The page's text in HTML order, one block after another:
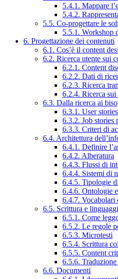
5.4.1. Mappare
5.4.2.
5.5. Co-progettare le
5.5.1. Workshop
6. Progettazione dei contenuti
6.1. Cos’è il content
6.2. Ricerca utente sui
6.2.1. Content
6.2.2. Dati di
6.2.3. Ricerca
6.2.4. Ricerca
6.3. Dalla ricerca ai
6.3.1. User
6.3.2. Job stories
6.3.3. Criteri di
6.4. Architettura
6.4.1. Definire
6.4.2. Alberatura
6.4.3. Flussi di
6.4.4. Sistemi di
6.4.5. Tipologie
6.4.6. Ontologie
6.4.7. Vocabolari
6.5. Scrittura e
6.5.1. Come
6.5.2. Le regole
6.5.3. Microtesti
6.5.4. Scrittura
6.5.5. Content
6.5.6.
6.6. Documenti